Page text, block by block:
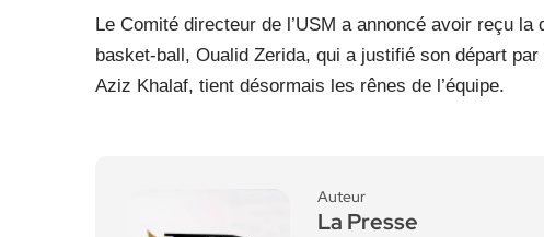
Le Comité directeur de l’USM a annoncé avoir reçu
basket-ball, Oualid Zerida, qui a justifié son départ
Aziz Khalaf, tient désormais les rênes de l’équipe.
Auteur
La Presse